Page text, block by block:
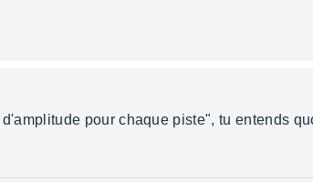
pour chaque piste", tu entends